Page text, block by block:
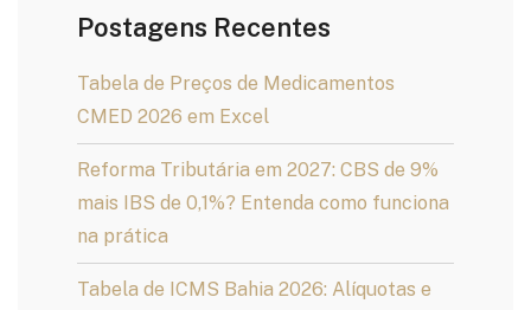
Postagens Recentes
Tabela de Preços de Medicamentos
CMED 2026 em Excel
Reforma Tributária em 2027: CBS de 9%
mais IBS de 0,1%? Entenda como funciona
na prática
Tabela de ICMS Bahia 2026: Alíquotas e